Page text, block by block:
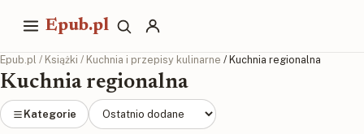
Epub.pl
Epub.pl / Książki / Kuchnia i przepisy kulinarne / Kuchnia regionalna
Kuchnia regionalna
Kategorie